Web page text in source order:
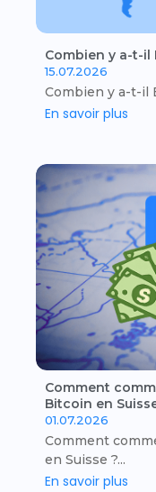
Combien y a-t-il
15.07.2026
Combien y a-t-il
En savoir plus
Comment
Bitcoin en
01.07.2026
Comment
en Suisse ?...
En savoir plus